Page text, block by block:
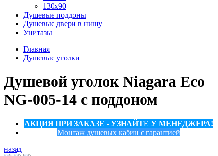
130x90
Душевые поддоны
Душевые двери в нишу
Унитазы
Главная
Душевые уголки
Душевой уголок Niagara Eco
NG-005-14 с поддоном
АКЦИЯ ПРИ ЗАКАЗЕ - УЗНАЙТЕ У МЕНЕДЖЕРА!
Монтаж душевых кабин с гарантией
назад